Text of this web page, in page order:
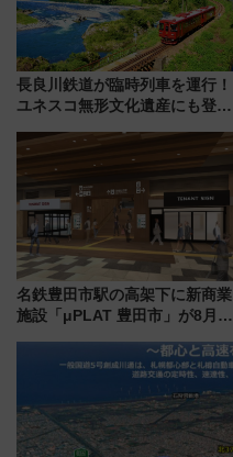
長良川鉄道が臨時列車を運行！
ユネスコ無形文化遺産にも登録
に 乗車には予約が必要
名鉄豊田市駅の高架下に新商業
施設「μPLAT 豊田市」が8月26